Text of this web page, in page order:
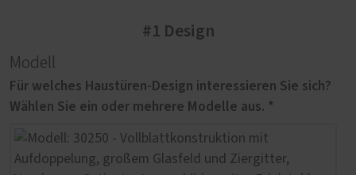
#1 Design
Modell
Für welches Haustüren-Design interessieren Sie sich?
Wählen Sie ein oder mehrere Modelle aus. *